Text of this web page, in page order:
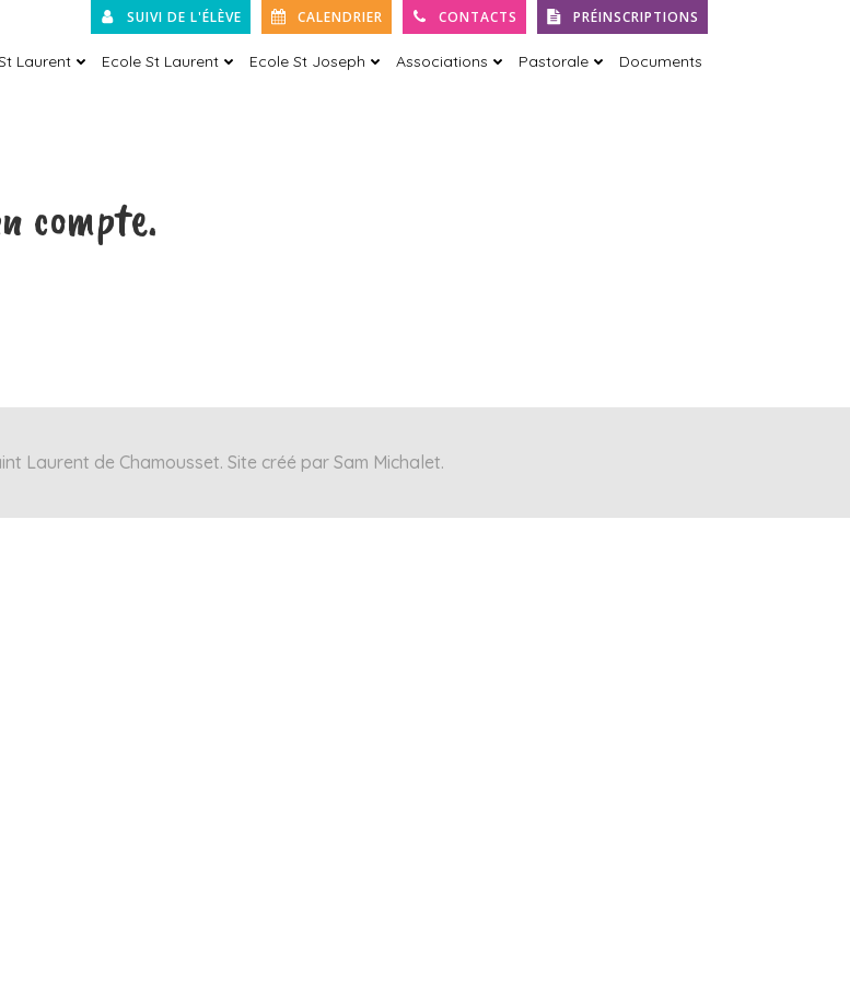
SUIVI DE L'ÉLÈVE CALENDRIER CONTACTS PRÉINSCRIPTIONS
Laurent Ecole St Laurent Ecole St Joseph Associations Pastorale Documents
compte.
Laurent de Chamousset. Site créé par Sam Michalet.